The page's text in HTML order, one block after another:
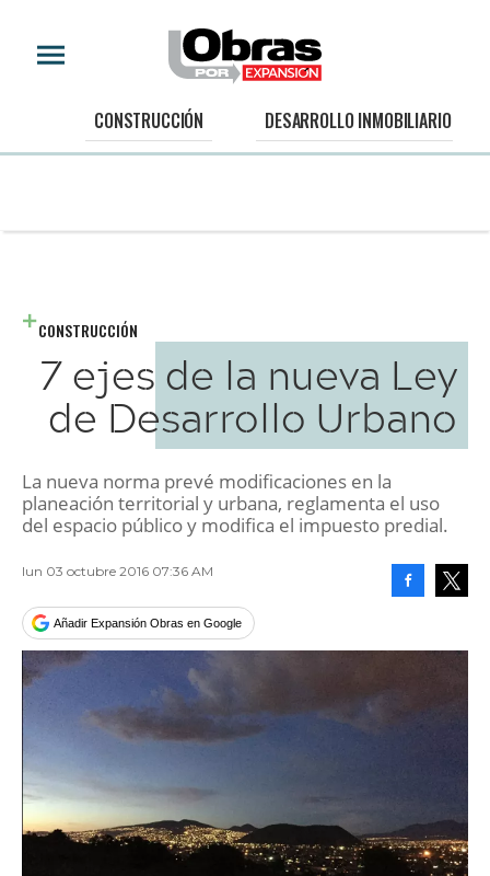
CONSTRUCCIÓN DESARROLLO INMOBILIARIO
CONSTRUCCIÓN
7 ejes de la nueva Ley
de Desarrollo Urbano
La nueva norma prevé modificaciones en la
planeación territorial y urbana, reglamenta el uso
del espacio público y modifica el impuesto predial.
lun 03 octubre 2016 07:36 AM
Añadir Expansión Obras en Google